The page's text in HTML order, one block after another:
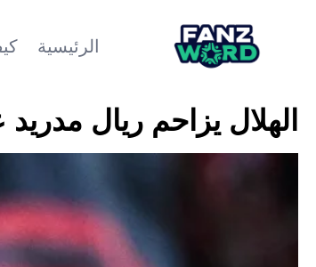
الرئيسية
الهلال يزاحم ريال